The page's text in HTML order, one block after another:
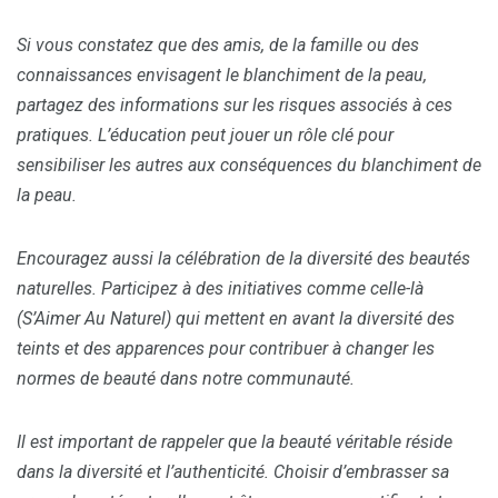
Si vous constatez que des amis, de la famille ou des
connaissances envisagent le blanchiment de la peau,
partagez des informations sur les risques associés à ces
pratiques. L’éducation peut jouer un rôle clé pour
sensibiliser les autres aux conséquences du blanchiment de
la peau.
Encouragez aussi la célébration de la diversité des beautés
naturelles. Participez à des initiatives comme celle-là
(S’Aimer Au Naturel) qui mettent en avant la diversité des
teints et des apparences pour contribuer à changer les
normes de beauté dans notre communauté.
Il est important de rappeler que la beauté véritable réside
dans la diversité et l’authenticité. Choisir d’embrasser sa